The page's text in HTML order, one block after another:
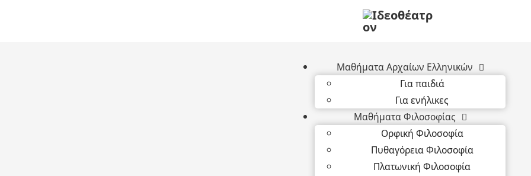
Μαθήματα Αρχαίων Ελληνικών
Για παιδιά
Για ενήλικες
Μαθήματα Φιλοσοφίας
Ορφική Φιλοσοφία
Πυθαγόρεια Φιλοσοφία
Πλατωνική Φιλοσοφία